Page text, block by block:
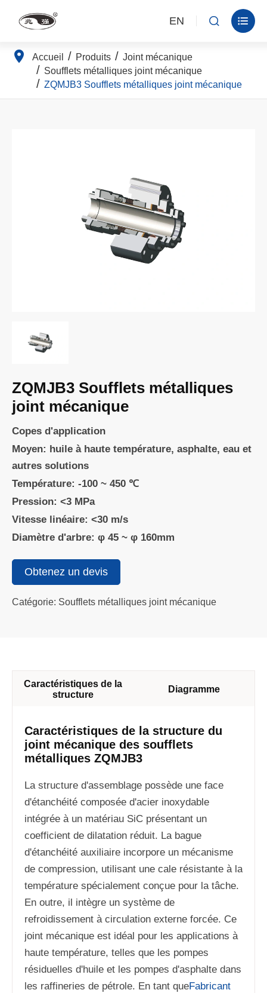
EN  
Accueil Produits
Joint mécanique
Soufflets métalliques joint mécanique
ZQMJB3 Soufflets métalliques joint mécanique
ZQMJB3 Soufflets métalliques
joint mécanique
Copes d'application
Moyen: huile à haute température, asphalte, eau et
autres solutions
Température: -100 ~ 450 ℃
Pression: <3 MPa
Vitesse linéaire: <30 m/s
Diamètre d'arbre: φ 45 ~ φ 160mm
Obtenez un devis
Catégorie: Soufflets métalliques joint mécanique
Caractéristiques de la
structure
Diagramme
Caractéristiques de la structure du
joint mécanique des soufflets
métalliques ZQMJB3
La structure d'assemblage possède une face
d'étanchéité composée d'acier inoxydable
intégrée à un matériau SiC présentant un
coefficient de dilatation réduit. La bague
d'étanchéité auxiliaire incorpore un mécanisme
de compression, utilisant une cale résistante à la
température spécialement conçue pour la tâche.
En outre, il intègre un système de
refroidissement à circulation externe forcée. Ce
joint mécanique est idéal pour les applications à
haute température, telles que les pompes
résiduelles d'huile et les pompes d'asphalte dans
les raffineries de pétrole. En tant queFabricant